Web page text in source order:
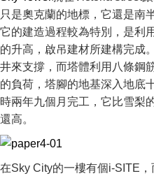
只是奧克蘭的地標，它還是南
它的建造過程較為特別，是利
的升高，啟吊建材所建構完成
井來支撐，而塔體利用八條鋼
的負荷，塔腳的地基深入地底
時兩年九個月完工，它比雪梨
還高。
在Sky City的一樓有個i-SITE